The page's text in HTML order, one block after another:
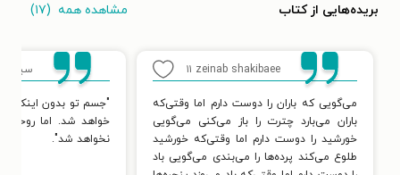
بریده‌هایی از کتاب مشاهده همه (۱۷)
zeinab shakibaee ۱۱
می‌گویی که باران را دوست دارم ‫اما وقتی‌که
باران می‌بارد چترت را باز می‌کنی ‫می‌گویی
خورشید را دوست دارم ‫اما وقتی‌که خورشید
طلوع می‌کند پرده‌ها را می‌بندی ‫می‌گویی باد
سید
"جسم تو بدون اینکه از
خواهد شد. اما روحت
نخواهد شد".